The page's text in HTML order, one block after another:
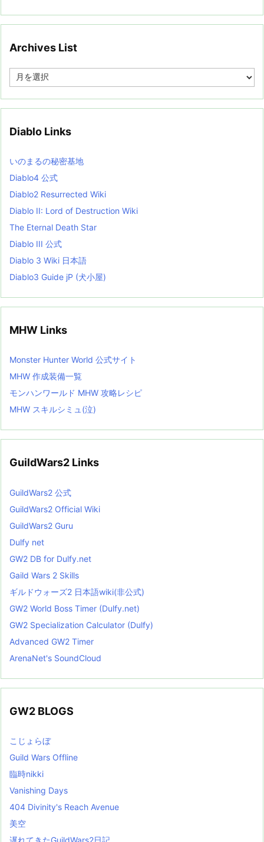
Archives List
e
i
s
t
Diablo Links
いのまるの秘密基地
Diablo4 公式
Diablo2 Resurrected Wiki
Diablo II: Lord of Destruction Wiki
The Eternal Death Star
Diablo III 公式
Diablo 3 Wiki 日本語
Diablo3 Guide jP (犬小屋)
MHW Links
Monster Hunter World 公式サイト
MHW 作成装備一覧
モンハンワールド MHW 攻略レシピ
MHW スキルシミュ(泣)
GuildWars2 Links
GuildWars2 公式
GuildWars2 Official Wiki
GuildWars2 Guru
Dulfy net
GW2 DB for Dulfy.net
Gaild Wars 2 Skills
ギルドウォーズ2 日本語wiki(非公式)
GW2 World Boss Timer (Dulfy.net)
GW2 Specialization Calculator (Dulfy)
Advanced GW2 Timer
ArenaNet's SoundCloud
GW2 BLOGS
こじょらぼ
Guild Wars Offline
臨時nikki
Vanishing Days
404 Divinity's Reach Avenue
美空